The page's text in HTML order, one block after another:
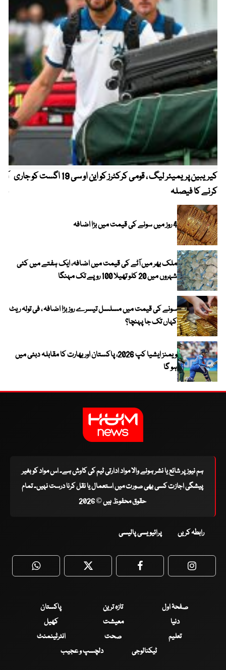
کیریبین پریمیئر لیگ ، قومی کرکٹرز کو این او سی 19 اگست کو جاری
کرنے کا فیصلہ
4 روز میں سونے کی قیمت میں بڑا اضافہ
ملک بھر میں آٹے کی قیمت میں اضافہ، ایک ہفتے میں کئی
شہروں میں 20 کلو تھیلا 100 روپے تک مہنگا
سونے کی قیمت میں مسلسل تیسرے روز بڑا اضافہ ، فی تولہ ریٹ
کہاں تک جا پہنچا؟
ویمنز ایشیا کپ 2026، پاکستان اور بھارت کا مقابلہ دبئی میں
ہو گا
ہم نیوز پر شائع یا نشر ہونے والا مواد ادارتی ٹیم کی کاوش ہے۔ اس مواد کو بغیر
پیشگی اجازت کسی بھی صورت میں استعمال یا نقل کرنا درست نہیں۔ تمام
حقوق محفوظ ہیں © 2026
رابطہ کریں پرائیویسی پالیسی
WhatsApp Twitter Facebook
صفحۂ اول تازہ ترین
پاکستان
دنیا
معیشت
کھیل
تعلیم
صحت
انٹرٹینمنٹ
ٹیکنالوجی
دلچسپ و عجیب